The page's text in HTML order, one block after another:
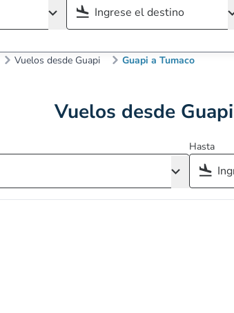
Vuelos desde Guapi Guapi a Tumaco
Vuelos desde
Hasta